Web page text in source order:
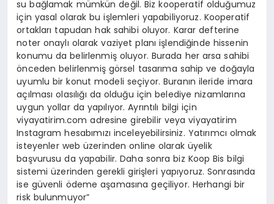
su bağlamak mümkün değil. Biz kooperatif olduğumuz
için yasal olarak bu işlemleri yapabiliyoruz. Kooperatif
ortakları tapudan hak sahibi oluyor. Karar defterine
noter onaylı olarak vaziyet planı işlendiğinde hissenin
konumu da belirlenmiş oluyor. Burada her arsa sahibi
önceden belirlenmiş görsel tasarıma sahip ve doğayla
uyumlu bir konut modeli seçiyor. Buranın ileride imara
açılması olasılığı da olduğu için belediye nizamlarına
uygun yollar da yapılıyor. Ayrıntılı bilgi için
viyayatirim.com adresine girebilir veya viyayatirim
Instagram hesabımızı inceleyebilirsiniz. Yatırımcı olmak
isteyenler web üzerinden online olarak üyelik
başvurusu da yapabilir. Daha sonra biz Koop Bis bilgi
sistemi üzerinden gerekli girişleri yapıyoruz. Sonrasında
ise güvenli ödeme aşamasına geçiliyor. Herhangi bir
risk bulunmuyor”